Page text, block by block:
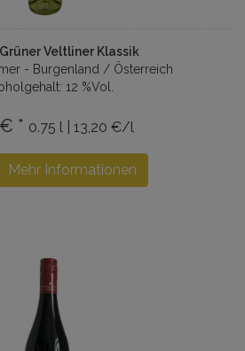
Veltliner Klassik
- Burgenland / Österreich
12 %Vol.
* 0.75 l | 13,20 €/l
Mehr Informationen